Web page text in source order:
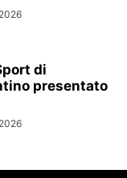
di
presentato